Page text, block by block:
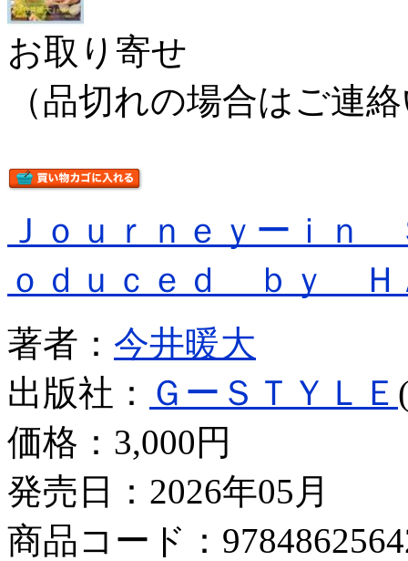
お取り寄せ
（品切れの場合はご連
Ｊｏｕｒｎｅｙーｉ
ｏｄｕｃｅｄ ｂｙ Ｈ
著者： 今井暖大
出版社： ＧーＳＴＹＬＥ
価格： 3,000円
発売日：2026年05月
商品コード：